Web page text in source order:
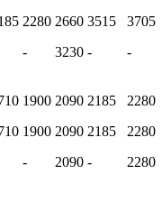
2280
-
2660
3230
3515
-
3705
-
1900
1900
-
2090
2090
2090
2185
2185
-
2280
2280
2280